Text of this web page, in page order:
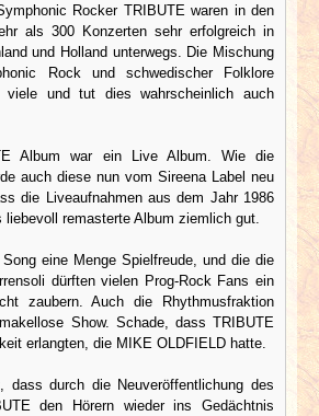
Rocker TRIBUTE waren in den
als 300 Konzerten sehr erfolgreich in
und Holland unterwegs. Die Mischung
Rock und schwedischer Folklore
viele und tut dies wahrscheinlich auch
Album war ein Live Album. Wie die
auch diese nun vom Sireena Label neu
die Liveaufnahmen aus dem Jahr 1986
remasterte Album ziemlich gut.
eine Menge Spielfreude, und die die
dürften vielen Prog-Rock Fans ein
zaubern. Auch die Rhythmusfraktion
Show. Schade, dass TRIBUTE
erlangten, die MIKE OLDFIELD hatte.
dass durch die Neuveröffentlichung des
den Hörern wieder ins Gedächtnis